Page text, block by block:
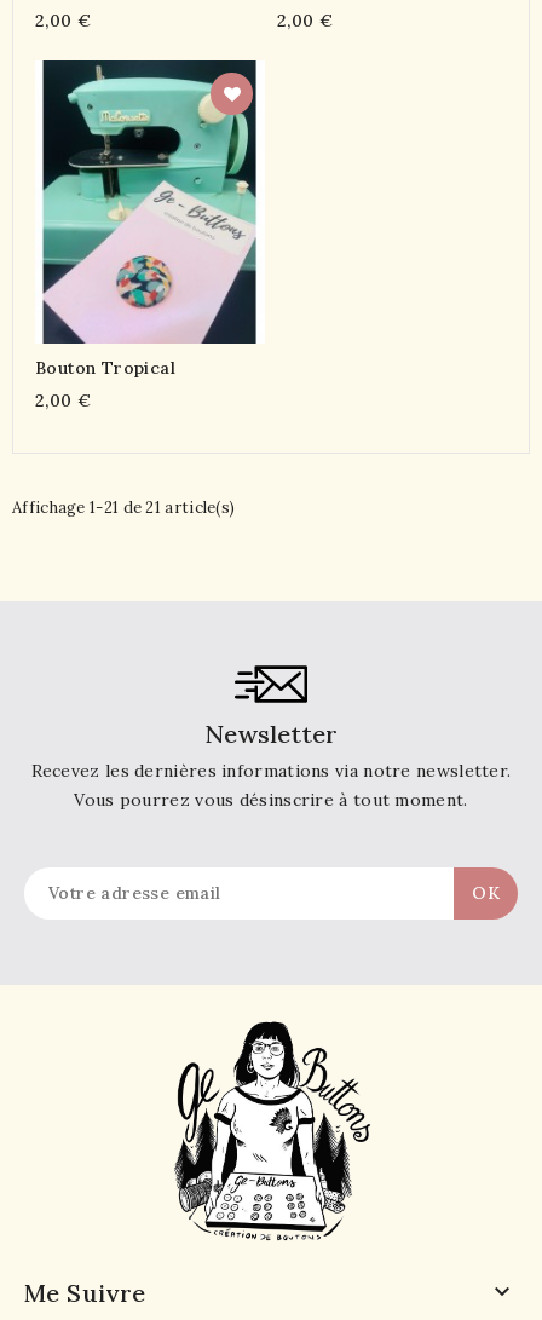
2,00 €
2,00 €
Bouton Tropical
2,00 €
Affichage 1-21 de 21 article(s)
Newsletter
Recevez les dernières informations via notre newsletter.
Vous pourrez vous désinscrire à tout moment.
Me Suivre 